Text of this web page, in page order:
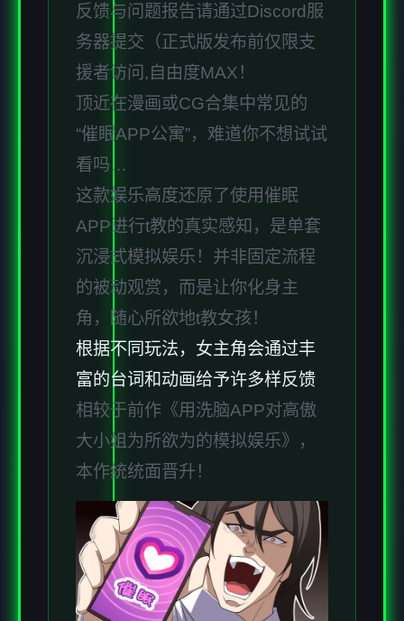
反馈与问题报告请通过Discord服
务器提交（正式版发布前仅限支
援者访问,自由度MAX！
顶近在漫画或CG合集中常见的
“催眠APP公寓”，难道你不想试试
看吗…
这款娱乐高度还原了使用催眠
APP进行t教的真实感知，是单套
沉浸式模拟娱乐！并非固定流程
的被动观赏，而是让你化身主
角，随心所欲地t教女孩！
根据不同玩法，女主角会通过丰
富的台词和动画给予许多样反馈
相较于前作《用洗脑APP对高傲
大小姐为所欲为的模拟娱乐》，
本作统统面晋升！